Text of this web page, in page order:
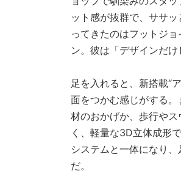
ット感が抜群で、ササ
ってきたのはフットジ
ン。彼は「デザインだ
足を入れると、新搭載“
面をつかむ感じがする
材のおかげか、歩行や
く、軽量な3D立体成形
システムと一体になり
だ。